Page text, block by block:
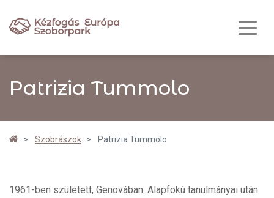
Patrizia Tummolo
Szobrászok Patrizia Tummolo
1961-ben született, Genovában. Alapfokú tanulmányai után